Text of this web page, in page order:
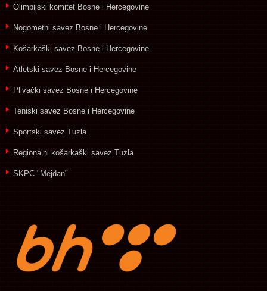
Olimpijski komitet Bosne i Hercegovine
Nogometni savez Bosne i Hercegovine
Košarkaški savez Bosne i Hercegovine
Atletski savez Bosne i Hercegovine
Plivački savez Bosne i Hercegovine
Teniski savez Bosne i Hercegovine
Sportski savez Tuzla
Regionalni košarkaški savez Tuzla
SKPC "Mejdan"